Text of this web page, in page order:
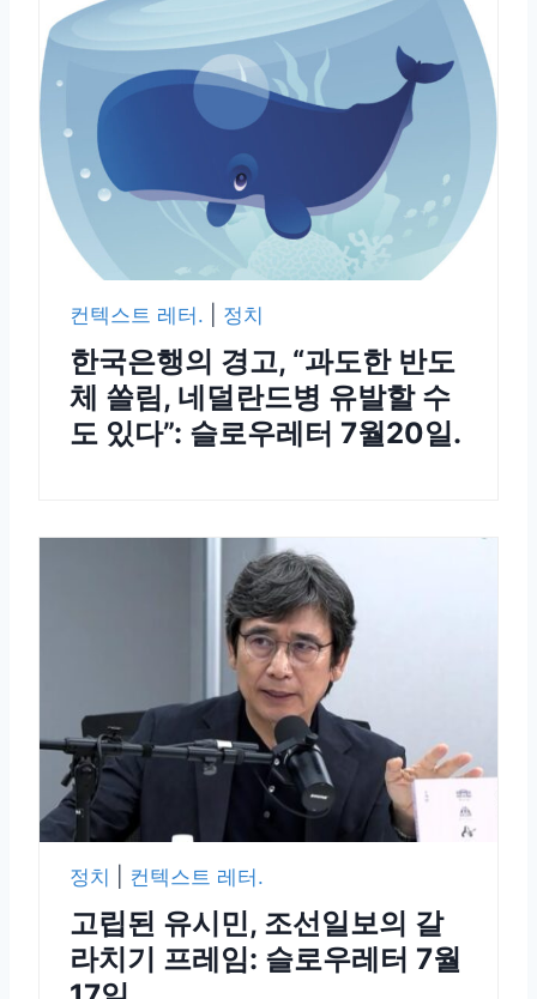
컨텍스트 레터. 정치
한국은행의 경고, “과도한 반도
체 쏠림, 네덜란드병 유발할 수
도 있다”: 슬로우레터 7월20일.
정치 컨텍스트 레터.
고립된 유시민, 조선일보의 갈
라치기 프레임: 슬로우레터 7월